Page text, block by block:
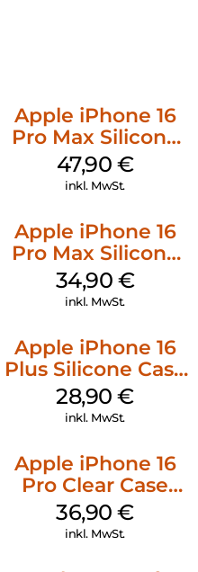
Apple iPhone 16
Pro Max Silicone
Case MagSafe
Black
47,90 €
inkl. MwSt.
Apple iPhone 16
Pro Max Silicone
Case MagSafe
Denim
34,90 €
inkl. MwSt.
Apple iPhone 16
Plus Silicone Case
MagSafe Black
28,90€
inkl. MwSt.
Apple iPhone 16
Pro Clear Case
MagSafe
Transparent
36,90€
inkl. MwSt.